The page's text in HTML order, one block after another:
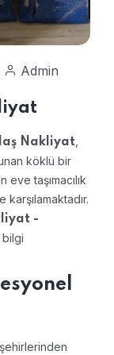
Admin
Nakliyat
köklü bir
taşımacılık
-
bilgi